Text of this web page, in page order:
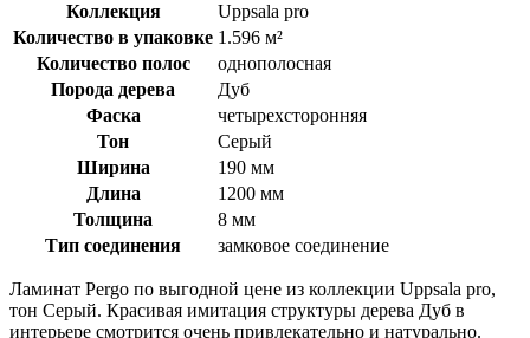
Коллекция
Uppsala pro
Количество в упаковке 1.596 м²
Количество полос
однополосная
Порода дерева
Дуб
Фаска
четырехсторонняя
Тон
Серый
Ширина
190 мм
Длина
1200 мм
Толщина
8 мм
Тип соединения
замковое соединение
Ламинат Pergo по выгодной цене из коллекции Uppsala pro,
тон Серый. Красивая имитация структуры дерева Дуб в
интерьере смотрится очень привлекательно и натурально.